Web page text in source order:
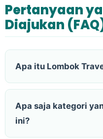
Pertanyaan
Diajukan
Apa itu Lombok
Apa saja kategori
ini?